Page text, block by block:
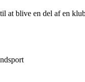
at blive en del af en